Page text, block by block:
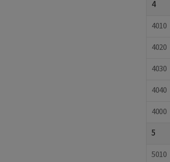
4
4010
4020
4030
4040
4000
5
5010